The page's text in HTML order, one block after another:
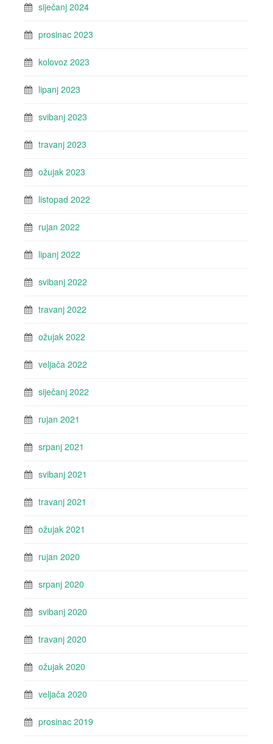
siječanj 2024
prosinac 2023
kolovoz 2023
lipanj 2023
svibanj 2023
travanj 2023
ožujak 2023
listopad 2022
rujan 2022
lipanj 2022
svibanj 2022
travanj 2022
ožujak 2022
veljača 2022
siječanj 2022
rujan 2021
srpanj 2021
svibanj 2021
travanj 2021
ožujak 2021
rujan 2020
srpanj 2020
svibanj 2020
travanj 2020
ožujak 2020
veljača 2020
prosinac 2019